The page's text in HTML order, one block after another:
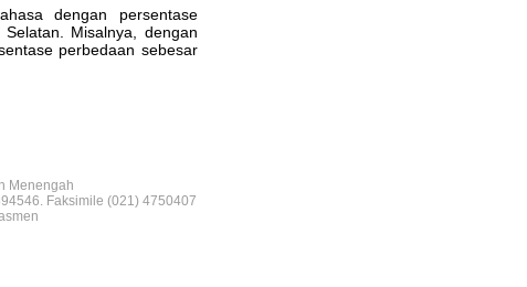
dengan persentase
Misalnya, dengan
perbedaan sebesar
Menengah
Faksimile (021) 4750407